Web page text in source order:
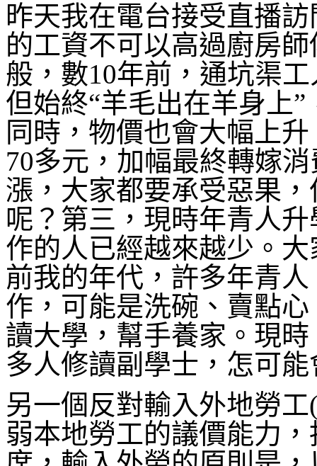
昨天我在電台接受直播
的工資不可以高過廚房
般，數10年前，通坑渠
但始終“羊毛出在羊身上
同時，物價也會大幅上
70多元，加幅最終轉嫁
漲，大家都要承受惡果
呢？第三，現時年青人
作的人已經越來越少。 大
前我的年代，許多年青
作，可能是洗碗、賣點
讀大學，幫手養家。現
多人修讀副學士，怎可
另一個反對輸入外地勞
弱本地勞工的議價能力